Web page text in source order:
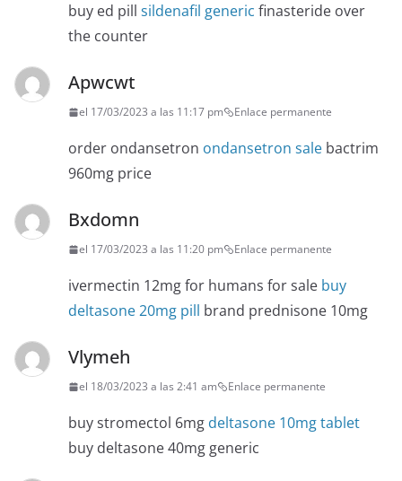
buy ed pill sildenafil generic finasteride over
the counter
Apwcwt
el 17/03/2023 a las 11:17 pm Enlace permanente
order ondansetron ondansetron sale bactrim
960mg price
Bxdomn
el 17/03/2023 a las 11:20 pm Enlace permanente
ivermectin 12mg for humans for sale buy
deltasone 20mg pill brand prednisone 10mg
Vlymeh
el 18/03/2023 a las 2:41 am Enlace permanente
buy stromectol 6mg deltasone 10mg tablet
buy deltasone 40mg generic